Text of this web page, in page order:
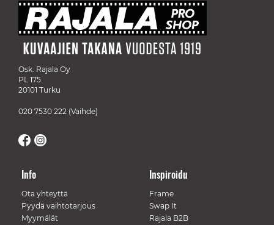
Osk. Rajala Oy
PL 175
20101 Turku
020 7530 222 (Vaihde)
Info
Ota yhteyttä
Pyydä vaihtotarjous
Myymälät
Inspiroidu
Frame
Swap It
Rajala B2B